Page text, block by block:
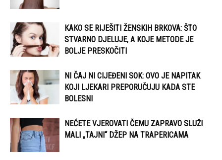
KAKO SE RIJEŠITI ŽENSKIH BRKOVA: ŠTO
STVARNO DJELUJE, A KOJE METODE JE
BOLJE PRESKOČITI
NI ČAJ NI CIJEĐENI SOK: OVO JE NAPITAK
KOJI LJEKARI PREPORUČUJU KADA STE
BOLESNI
NEĆETE VJEROVATI ČEMU ZAPRAVO SLUŽI
MALI „TAJNI“ DŽEP NA TRAPERICAMA